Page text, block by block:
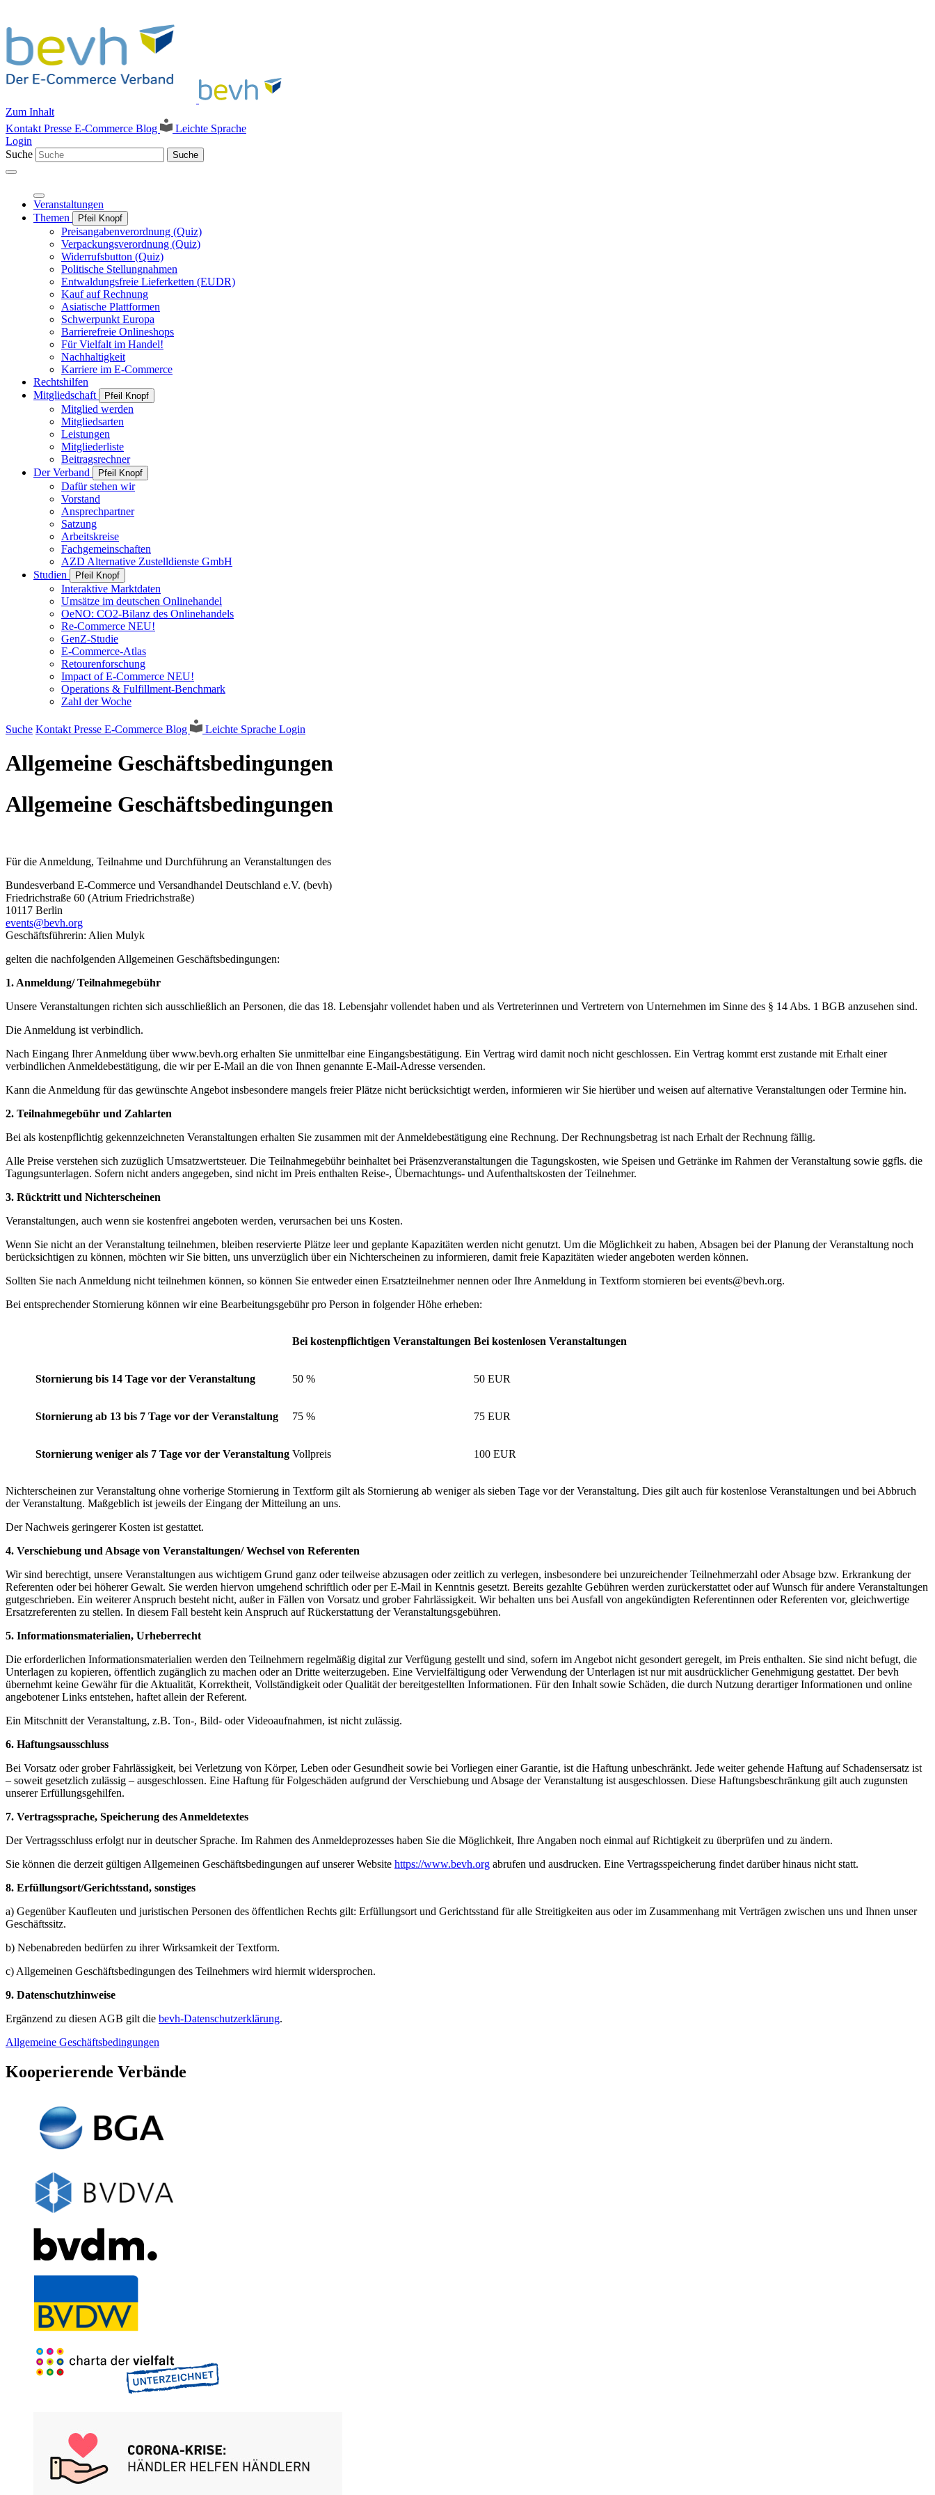
Zum Inhalt
Kontakt Presse E-Commerce Blog
Leichte Sprache
Login
Suche
Suche
Veranstaltungen
Themen
Pfeil Knopf
Preisangabenverordnung (Quiz)
Verpackungsverordnung (Quiz)
Widerrufsbutton (Quiz)
Politische Stellungnahmen
Entwaldungsfreie Lieferketten (EUDR)
Kauf auf Rechnung
Asiatische Plattformen
Schwerpunkt Europa
Barrierefreie Onlineshops
Für Vielfalt im Handel!
Nachhaltigkeit
Karriere im E-Commerce
Rechtshilfen
Mitgliedschaft
Pfeil Knopf
Mitglied werden
Mitgliedsarten
Leistungen
Mitgliederliste
Beitragsrechner
Der Verband
Pfeil Knopf
Dafür stehen wir
Vorstand
Ansprechpartner
Satzung
Arbeitskreise
Fachgemeinschaften
AZD Alternative Zustelldienste GmbH
Studien
Pfeil Knopf
Interaktive Marktdaten
Umsätze im deutschen Onlinehandel
OeNO: CO2-Bilanz des Onlinehandels
Re-Commerce NEU!
GenZ-Studie
E-Commerce-Atlas
Retourenforschung
Impact of E-Commerce NEU!
Operations & Fulfillment-Benchmark
Zahl der Woche
Suche Kontakt Presse E-Commerce Blog Leichte Sprache Login
Allgemeine Geschäftsbedingungen
Allgemeine Geschäftsbedingungen
Für die Anmeldung, Teilnahme und Durchführung an Veranstaltungen des
Bundesverband E-Commerce und Versandhandel Deutschland e.V. (bevh)
Friedrichstraße 60 (Atrium Friedrichstraße)
10117 Berlin
events@bevh.org
Geschäftsführerin: Alien Mulyk
gelten die nachfolgenden Allgemeinen Geschäftsbedingungen:
1. Anmeldung/ Teilnahmegebühr
Unsere Veranstaltungen richten sich ausschließlich an Personen, die das 18. Lebensjahr vollendet haben und als Vertreterinnen und Vertretern von Unternehmen im Sinne des § 14 Abs. 1 BGB anzusehen sind.
Die Anmeldung ist verbindlich.
Nach Eingang Ihrer Anmeldung über www.bevh.org erhalten Sie unmittelbar eine Eingangsbestätigung. Ein Vertrag wird damit noch nicht geschlossen. Ein Vertrag kommt erst zustande mit Erhalt einer
verbindlichen Anmeldebestätigung, die wir per E-Mail an die von Ihnen genannte E-Mail-Adresse versenden.
Kann die Anmeldung für das gewünschte Angebot insbesondere mangels freier Plätze nicht berücksichtigt werden, informieren wir Sie hierüber und weisen auf alternative Veranstaltungen oder Termine hin.
2. Teilnahmegebühr und Zahlarten
Bei als kostenpflichtig gekennzeichneten Veranstaltungen erhalten Sie zusammen mit der Anmeldebestätigung eine Rechnung. Der Rechnungsbetrag ist nach Erhalt der Rechnung fällig.
Alle Preise verstehen sich zuzüglich Umsatzwertsteuer. Die Teilnahmegebühr beinhaltet bei Präsenzveranstaltungen die Tagungskosten, wie Speisen und Getränke im Rahmen der Veranstaltung sowie ggfls. die
Tagungsunterlagen. Sofern nicht anders angegeben, sind nicht im Preis enthalten Reise-, Übernachtungs- und Aufenthaltskosten der Teilnehmer.
3. Rücktritt und Nichterscheinen
Veranstaltungen, auch wenn sie kostenfrei angeboten werden, verursachen bei uns Kosten.
Wenn Sie nicht an der Veranstaltung teilnehmen, bleiben reservierte Plätze leer und geplante Kapazitäten werden nicht genutzt. Um die Möglichkeit zu haben, Absagen bei der Planung der Veranstaltung noch
berücksichtigen zu können, möchten wir Sie bitten, uns unverzüglich über ein Nichterscheinen zu informieren, damit freie Kapazitäten wieder angeboten werden können.
Sollten Sie nach Anmeldung nicht teilnehmen können, so können Sie entweder einen Ersatzteilnehmer nennen oder Ihre Anmeldung in Textform stornieren bei events@bevh.org.
Bei entsprechender Stornierung können wir eine Bearbeitungsgebühr pro Person in folgender Höhe erheben:
Bei kostenpflichtigen Veranstaltungen Bei kostenlosen Veranstaltungen
Stornierung bis 14 Tage vor der Veranstaltung 50 % 50 EUR
Stornierung ab 13 bis 7 Tage vor der Veranstaltung 75 % 75 EUR
Stornierung weniger als 7 Tage vor der Veranstaltung Vollpreis 100 EUR
Nichterscheinen zur Veranstaltung ohne vorherige Stornierung in Textform gilt als Stornierung ab weniger als sieben Tage vor der Veranstaltung. Dies gilt auch für kostenlose Veranstaltungen und bei Abbruch
der Veranstaltung. Maßgeblich ist jeweils der Eingang der Mitteilung an uns.
Der Nachweis geringerer Kosten ist gestattet.
4. Verschiebung und Absage von Veranstaltungen/ Wechsel von Referenten
Wir sind berechtigt, unsere Veranstaltungen aus wichtigem Grund ganz oder teilweise abzusagen oder zeitlich zu verlegen, insbesondere bei unzureichender Teilnehmerzahl oder Absage bzw. Erkrankung der
Referenten oder bei höherer Gewalt. Sie werden hiervon umgehend schriftlich oder per E-Mail in Kenntnis gesetzt. Bereits gezahlte Gebühren werden zurückerstattet oder auf Wunsch für andere Veranstaltungen
gutgeschrieben. Ein weiterer Anspruch besteht nicht, außer in Fällen von Vorsatz und grober Fahrlässigkeit. Wir behalten uns bei Ausfall von angekündigten Referentinnen oder Referenten vor, gleichwertige
Ersatzreferenten zu stellen. In diesem Fall besteht kein Anspruch auf Rückerstattung der Veranstaltungsgebühren.
5. Informationsmaterialien, Urheberrecht
Die erforderlichen Informationsmaterialien werden den Teilnehmern regelmäßig digital zur Verfügung gestellt und sind, sofern im Angebot nicht gesondert geregelt, im Preis enthalten. Sie sind nicht befugt, die
Unterlagen zu kopieren, öffentlich zugänglich zu machen oder an Dritte weiterzugeben. Eine Vervielfältigung oder Verwendung der Unterlagen ist nur mit ausdrücklicher Genehmigung gestattet. Der bevh
übernehmt keine Gewähr für die Aktualität, Korrektheit, Vollständigkeit oder Qualität der bereitgestellten Informationen. Für den Inhalt sowie Schäden, die durch Nutzung derartiger Informationen und online
angebotener Links entstehen, haftet allein der Referent.
Ein Mitschnitt der Veranstaltung, z.B. Ton-, Bild- oder Videoaufnahmen, ist nicht zulässig.
6. Haftungsausschluss
Bei Vorsatz oder grober Fahrlässigkeit, bei Verletzung von Körper, Leben oder Gesundheit sowie bei Vorliegen einer Garantie, ist die Haftung unbeschränkt. Jede weiter gehende Haftung auf Schadensersatz ist
– soweit gesetzlich zulässig – ausgeschlossen. Eine Haftung für Folgeschäden aufgrund der Verschiebung und Absage der Veranstaltung ist ausgeschlossen. Diese Haftungsbeschränkung gilt auch zugunsten
unserer Erfüllungsgehilfen.
7. Vertragssprache, Speicherung des Anmeldetextes
Der Vertragsschluss erfolgt nur in deutscher Sprache. Im Rahmen des Anmeldeprozesses haben Sie die Möglichkeit, Ihre Angaben noch einmal auf Richtigkeit zu überprüfen und zu ändern.
Sie können die derzeit gültigen Allgemeinen Geschäftsbedingungen auf unserer Website https://www.bevh.org abrufen und ausdrucken. Eine Vertragsspeicherung findet darüber hinaus nicht statt.
8. Erfüllungsort/Gerichtsstand, sonstiges
a) Gegenüber Kaufleuten und juristischen Personen des öffentlichen Rechts gilt: Erfüllungsort und Gerichtsstand für alle Streitigkeiten aus oder im Zusammenhang mit Verträgen zwischen uns und Ihnen unser
Geschäftssitz.
b) Nebenabreden bedürfen zu ihrer Wirksamkeit der Textform.
c) Allgemeinen Geschäftsbedingungen des Teilnehmers wird hiermit widersprochen.
9. Datenschutzhinweise
Ergänzend zu diesen AGB gilt die bevh-Datenschutzerklärung.
Allgemeine Geschäftsbedingungen
Kooperierende Verbände